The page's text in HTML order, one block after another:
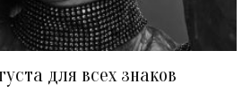
для всех знаков